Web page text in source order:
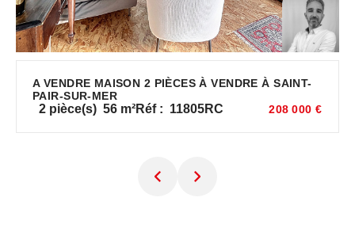
A VENDRE MAISON 2 PIÈCES À VENDRE À SAINT-
PAIR-SUR-MER
2 pièce(s) 56 m²Réf : 11805RC 208 000 €